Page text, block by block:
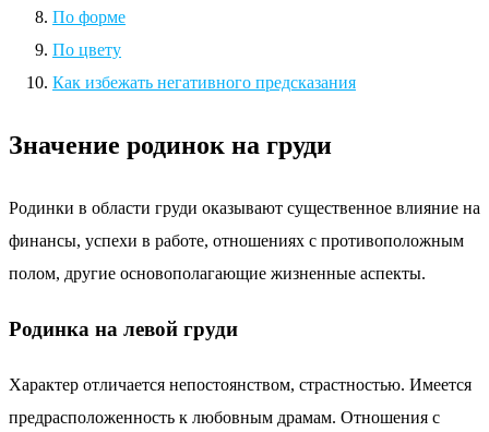
По форме
По цвету
Как избежать негативного предсказания
Значение родинок на груди
Родинки в области груди оказывают существенное влияние на
финансы, успехи в работе, отношениях с противоположным
полом, другие основополагающие жизненные аспекты.
Родинка на левой груди
Характер отличается непостоянством, страстностью. Имеется
предрасположенность к любовным драмам. Отношения с